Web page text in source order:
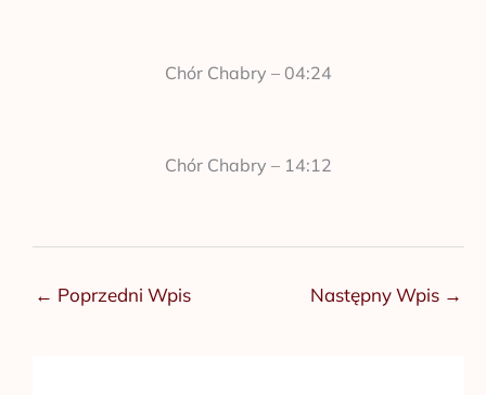
Chór Chabry – 04:24
Chór Chabry – 14:12
← Poprzedni Wpis Następny Wpis →